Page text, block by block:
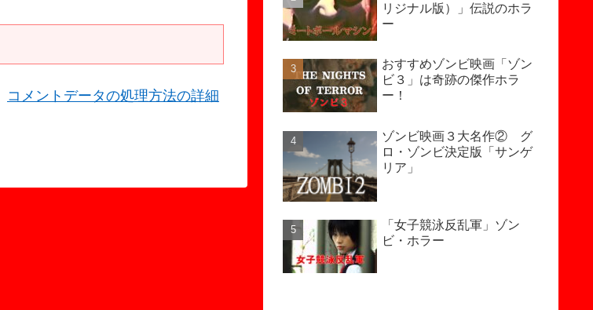
コメントデータの処理方法の詳細
リジナル版）」伝説のホラ
ー
おすすめゾンビ映画「ゾン
ビ３」は奇跡の傑作ホラ
ー！
ゾンビ映画３大名作② グ
ロ・ゾンビ決定版「サンゲ
リア」
「女子競泳反乱軍」ゾン
ビ・ホラー